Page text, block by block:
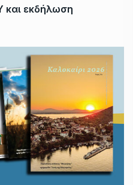
και εκδήλωση